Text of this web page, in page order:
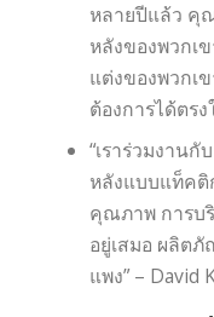
หลายปีแล้ว คุ
หลังของพวกเ
แต่งของพวกเ
ต้องการได้ตร
“เราร่วมงานกั
หลังแบบแท็คติ
คุณภาพ การบริ
อยู่เสมอ ผลิต
แพง” –